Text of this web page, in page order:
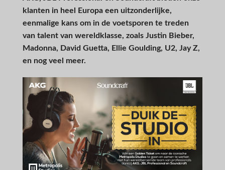
klanten in heel Europa een uitzonderlijke,
eenmalige kans om in de voetsporen te treden
van talent van wereldklasse, zoals Justin Bieber,
Madonna, David Guetta, Ellie Goulding, U2, Jay Z,
en nog veel meer.